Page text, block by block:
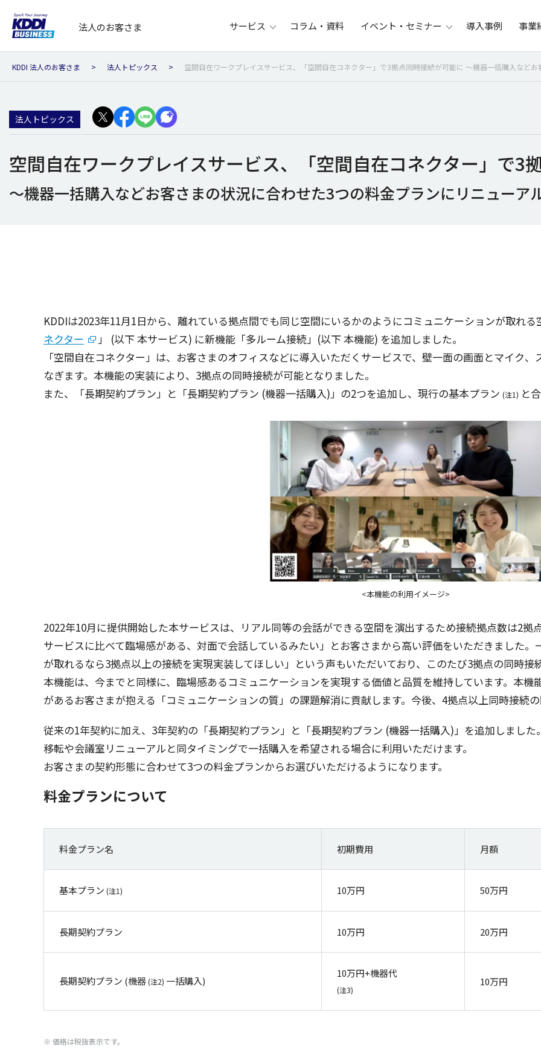
法人のお客さま サービス コラム・資料 イベント・セミナー 導入事例 事業
KDDI 法人のお客さま 法人トピックス 空間自在ワークプレイスサービス、「空間自在コネクター」で3拠点同時接続が可能に ～機器一括購入など
法人トピックス
空間自在ワークプレイスサービス、「空間自在コネクター」で3
～機器一括購入などお客さまの状況に合わせた3つの料金プランにリニューア
KDDIは2023年11月1日から、離れている拠点間でも同じ空間にいるかのようにコミュニケーションが取れる
ネクター
」 (以下本サービス) に新機能 「多ルーム接続」(以下本機能) を追加 しました。
「空間自在コネクター」は、お客さまのオフィスなどに導入いただく サービスで、 壁一面の画面とマイク、
なぎます。 本機能の実装により、3拠点の同時接続が可能となりました。
また、「長期契約プラン」と「長期契約プラン (機器一括購入)」の2つを追加 し、 現行の基本プラン (注1) と
<本機能の利用イメージ>
2022年10月に提供開始した本サービスは、 リアル同等の会話ができる空間を演出するため接続拠点数は2拠
サービスに比べて臨場感がある、 対面で会話しているみたい」とお客さまから高い評価をいただきました。
が取れるなら3拠点以上の接続を実現実装してほしい」という声もいただいており、このたび3拠点の同時接
本機能は、今までと同様に、 臨場感あるコミュニケーションを実現する価値と品質を維持しています。 本機
があるお客さまが抱える「コミュニケーションの質」の課題解消に貢献します。 今後、4拠点以上同時接続の
従来の1年契約に加え、3年契約の「長期契約プラン」と「長期契約プラン (機器一括購入)」を追加 しました。
移転や会議室リニューアルと同タイミングで一括購入を希望される場合に利用いただけます。
お客さまの契約形態に合わせて3つの料金プランからお選びいただけるようになります。
料金プランについて
料金プラン名 初期費用 月額
基本プラン (注1) 10万円 50万円
長期契約プラン 10万円 20万円
長期契約プラン (機器(注2) 一括購入)
10万円+機器代
(注3)
10万円
※ 価格は税抜表示です。